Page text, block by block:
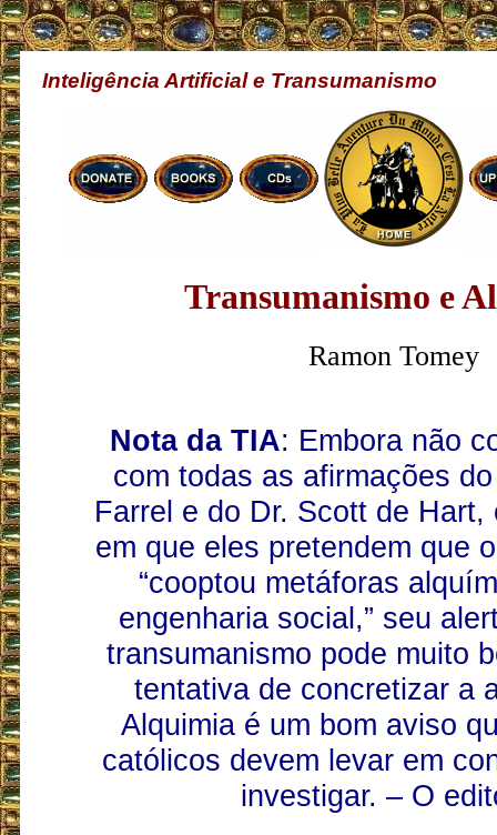
Inteligência Artificial e Transumanismo
Transumanismo e
Ramon Tomey
Nota da TIA: Embora não
com todas as afirmações
Farrel e do Dr. Scott de Hart,
em que eles pretendem que
“cooptou metáforas
engenharia social,” seu
transumanismo pode muito
tentativa de concretizar a
Alquimia é um bom aviso
católicos devem levar em
investigar. – O